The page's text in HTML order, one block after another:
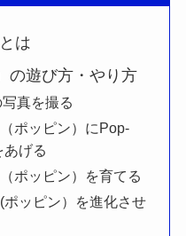
は
の遊び方・やり方
真を撮る
ポッピン）にPop-
げる
ポッピン）を育てる
ッピン）を進化させ